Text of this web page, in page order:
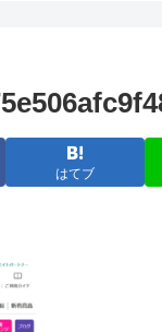
はてブ